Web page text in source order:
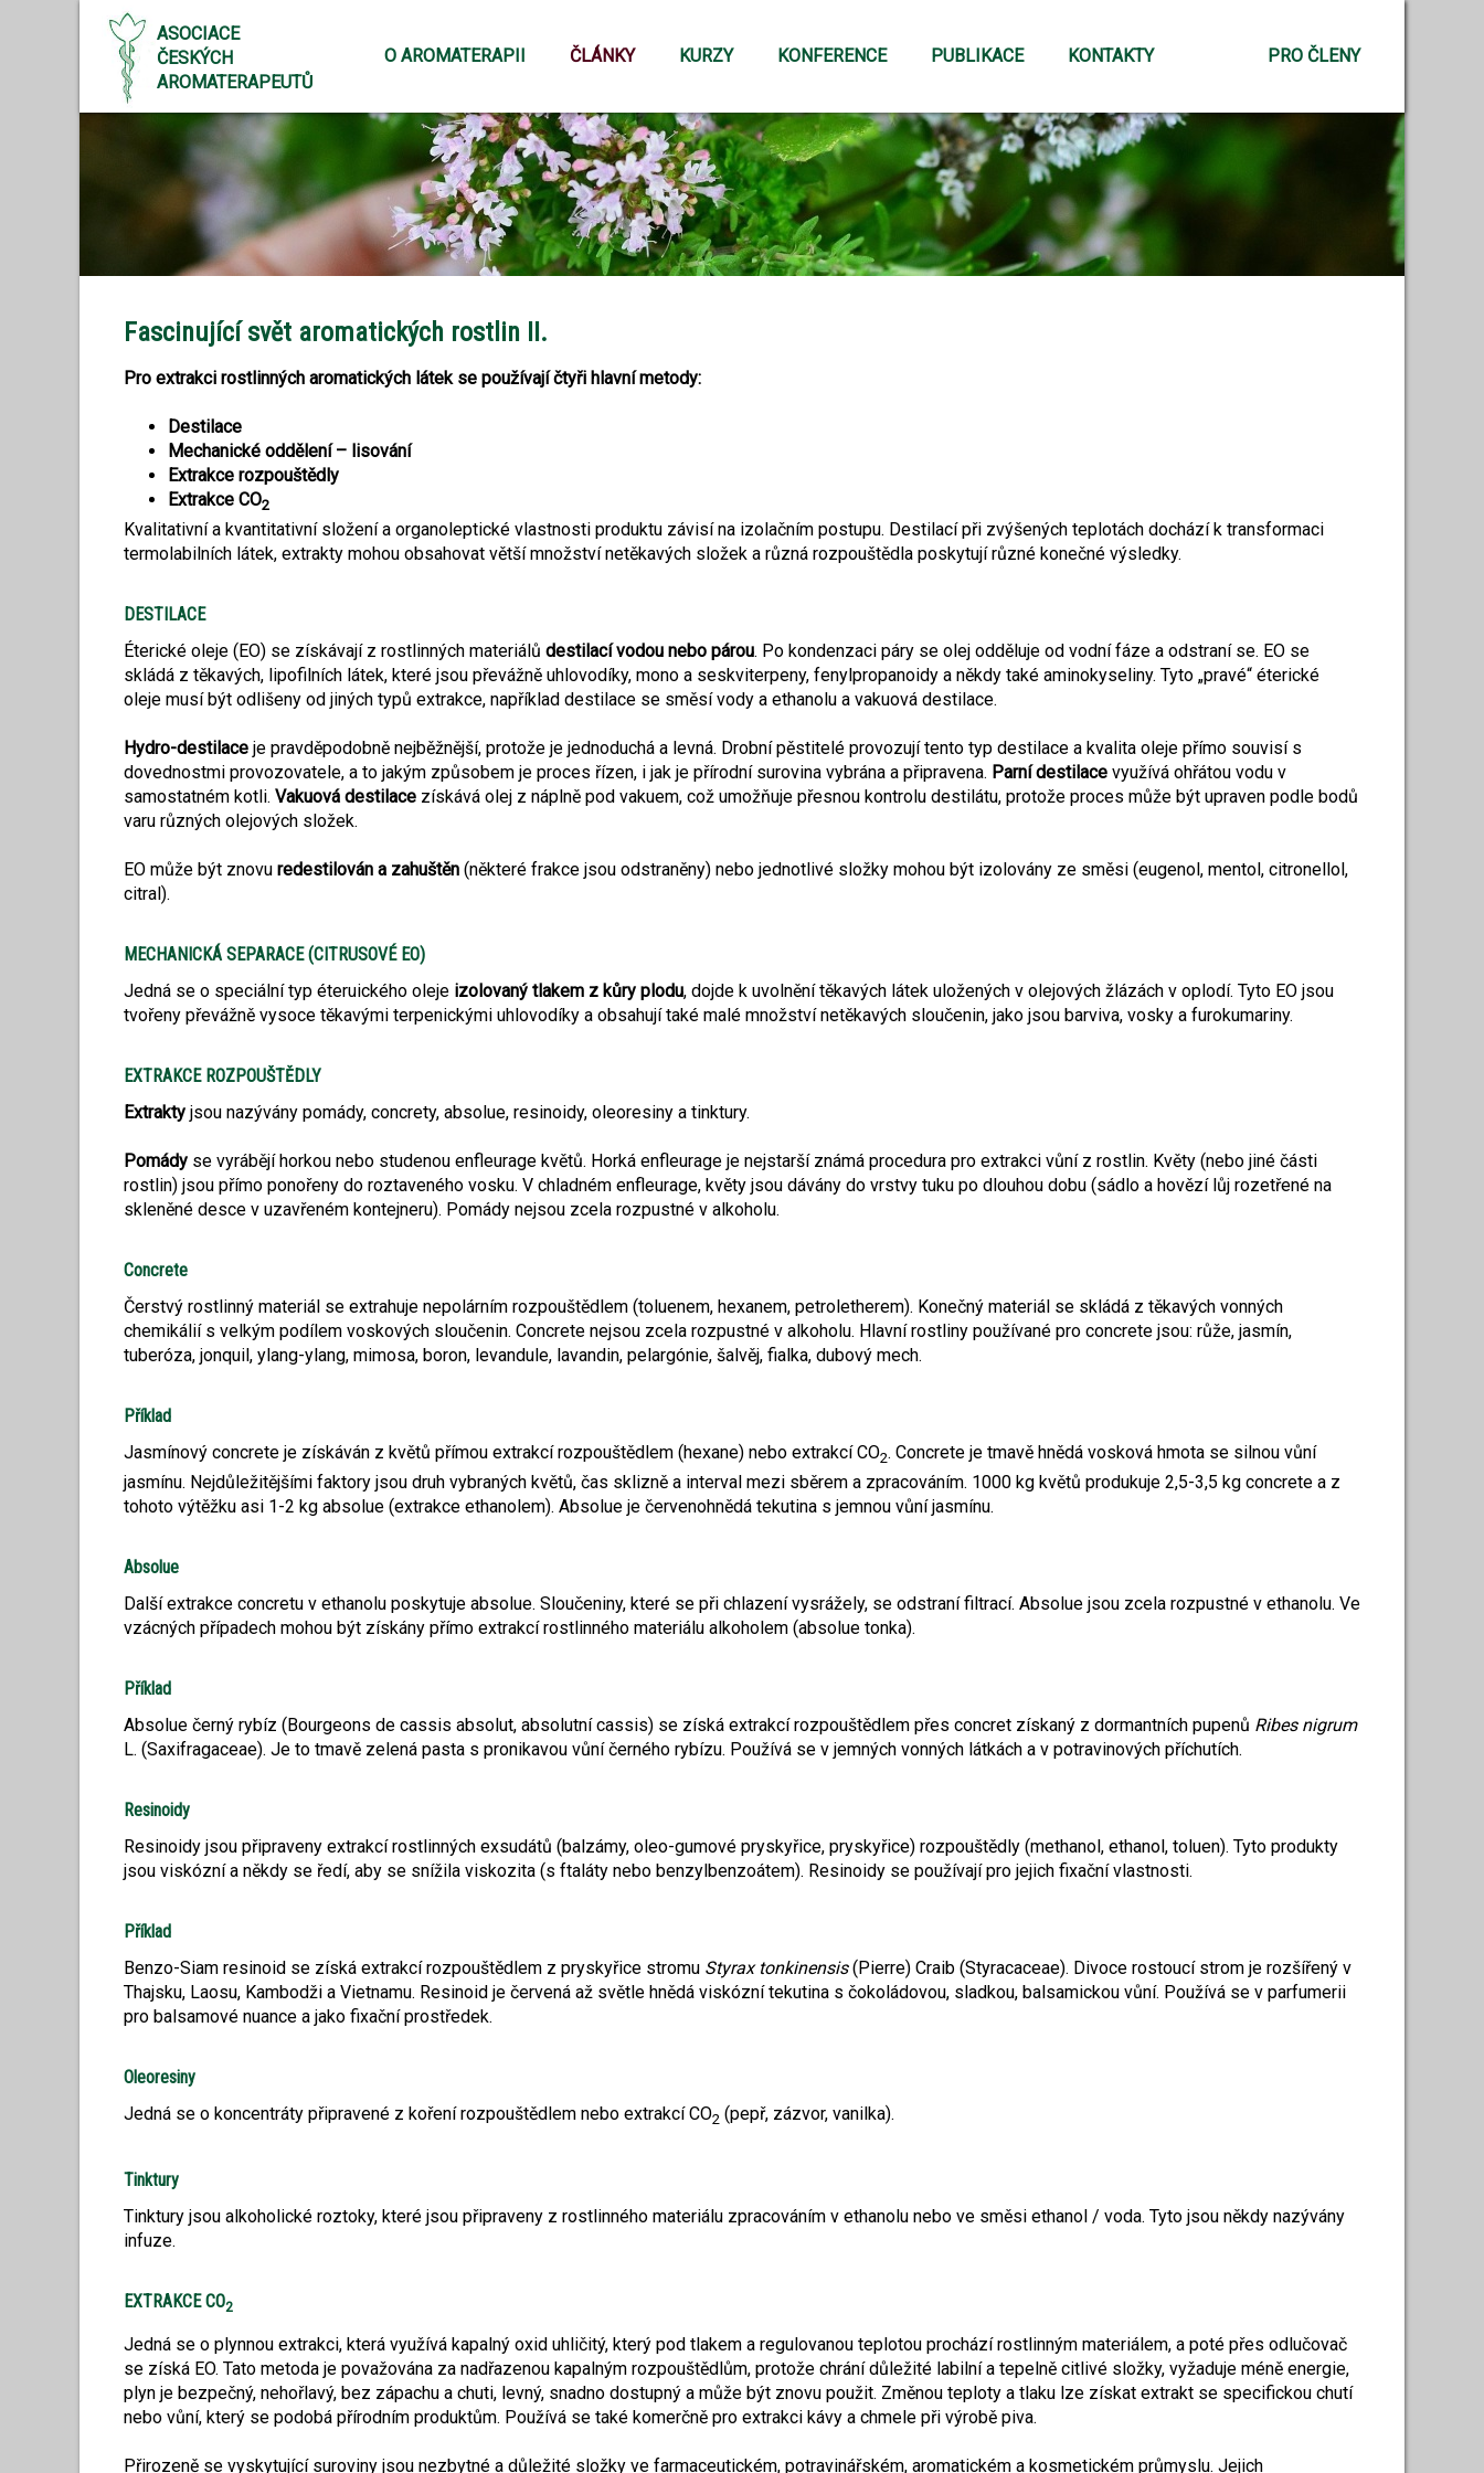
ASOCIACE
ČESKÝCH
AROMATERAPEUTŮ
O AROMATERAPII ČLÁNKY KURZY KONFERENCE PUBLIKACE KONTAKTY PRO ČLENY
Fascinující svět aromatických rostlin II.
Pro extrakci rostlinných aromatických látek se používají čtyři hlavní metody:
Destilace
Mechanické oddělení – lisování
Extrakce rozpouštědly
Extrakce CO2
Kvalitativní a kvantitativní složení a organoleptické vlastnosti produktu závisí na izolačním postupu. Destilací při zvýšených teplotách dochází k transformaci
termolabilních látek, extrakty mohou obsahovat větší množství netěkavých složek a různá rozpouštědla poskytují různé konečné výsledky.
DESTILACE
Éterické oleje (EO) se získávají z rostlinných materiálů destilací vodou nebo párou. Po kondenzaci páry se olej odděluje od vodní fáze a odstraní se. EO se
skládá z těkavých, lipofilních látek, které jsou převážně uhlovodíky, mono a seskviterpeny, fenylpropanoidy a někdy také aminokyseliny. Tyto „pravé“ éterické
oleje musí být odlišeny od jiných typů extrakce, například destilace se směsí vody a ethanolu a vakuová destilace.
Hydro-destilace je pravděpodobně nejběžnější, protože je jednoduchá a levná. Drobní pěstitelé provozují tento typ destilace a kvalita oleje přímo souvisí s
dovednostmi provozovatele, a to jakým způsobem je proces řízen, i jak je přírodní surovina vybrána a připravena. Parní destilace využívá ohřátou vodu v
samostatném kotli. Vakuová destilace získává olej z náplně pod vakuem, což umožňuje přesnou kontrolu destilátu, protože proces může být upraven podle bodů
varu různých olejových složek.
EO může být znovu redestilován a zahuštěn (některé frakce jsou odstraněny) nebo jednotlivé složky mohou být izolovány ze směsi (eugenol, mentol, citronellol,
citral).
MECHANICKÁ SEPARACE (CITRUSOVÉ EO)
Jedná se o speciální typ éteruického oleje izolovaný tlakem z kůry plodu, dojde k uvolnění těkavých látek uložených v olejových žlázách v oplodí. Tyto EO jsou
tvořeny převážně vysoce těkavými terpenickými uhlovodíky a obsahují také malé množství netěkavých sloučenin, jako jsou barviva, vosky a furokumariny.
EXTRAKCE ROZPOUŠTĚDLY
Extrakty jsou nazývány pomády, concrety, absolue, resinoidy, oleoresiny a tinktury.
Pomády se vyrábějí horkou nebo studenou enfleurage květů. Horká enfleurage je nejstarší známá procedura pro extrakci vůní z rostlin. Květy (nebo jiné části
rostlin) jsou přímo ponořeny do roztaveného vosku. V chladném enfleurage, květy jsou dávány do vrstvy tuku po dlouhou dobu (sádlo a hovězí lůj rozetřené na
skleněné desce v uzavřeném kontejneru). Pomády nejsou zcela rozpustné v alkoholu.
Concrete
Čerstvý rostlinný materiál se extrahuje nepolárním rozpouštědlem (toluenem, hexanem, petroletherem). Konečný materiál se skládá z těkavých vonných
chemikálií s velkým podílem voskových sloučenin. Concrete nejsou zcela rozpustné v alkoholu. Hlavní rostliny používané pro concrete jsou: růže, jasmín,
tuberóza, jonquil, ylang-ylang, mimosa, boron, levandule, lavandin, pelargónie, šalvěj, fialka, dubový mech.
Příklad
Jasmínový concrete je získáván z květů přímou extrakcí rozpouštědlem (hexane) nebo extrakcí CO2. Concrete je tmavě hnědá vosková hmota se silnou vůní
jasmínu. Nejdůležitějšími faktory jsou druh vybraných květů, čas sklizně a interval mezi sběrem a zpracováním. 1000 kg květů produkuje 2,5-3,5 kg concrete a z
tohoto výtěžku asi 1-2 kg absolue (extrakce ethanolem). Absolue je červenohnědá tekutina s jemnou vůní jasmínu.
Absolue
Další extrakce concretu v ethanolu poskytuje absolue. Sloučeniny, které se při chlazení vysrážely, se odstraní filtrací. Absolue jsou zcela rozpustné v ethanolu. Ve
vzácných případech mohou být získány přímo extrakcí rostlinného materiálu alkoholem (absolue tonka).
Příklad
Absolue černý rybíz (Bourgeons de cassis absolut, absolutní cassis) se získá extrakcí rozpouštědlem přes concret získaný z dormantních pupenů Ribes nigrum
L. (Saxifragaceae). Je to tmavě zelená pasta s pronikavou vůní černého rybízu. Používá se v jemných vonných látkách a v potravinových příchutích.
Resinoidy
Resinoidy jsou připraveny extrakcí rostlinných exsudátů (balzámy, oleo-gumové pryskyřice, pryskyřice) rozpouštědly (methanol, ethanol, toluen). Tyto produkty
jsou viskózní a někdy se ředí, aby se snížila viskozita (s ftaláty nebo benzylbenzoátem). Resinoidy se používají pro jejich fixační vlastnosti.
Příklad
Benzo-Siam resinoid se získá extrakcí rozpouštědlem z pryskyřice stromu Styrax tonkinensis(Pierre) Craib (Styracaceae). Divoce rostoucí strom je rozšířený v
Thajsku, Laosu, Kambodži a Vietnamu. Resinoid je červená až světle hnědá viskózní tekutina s čokoládovou, sladkou, balsamickou vůní. Používá se v parfumerii
pro balsamové nuance a jako fixační prostředek.
Oleoresiny
Jedná se o koncentráty připravené z koření rozpouštědlem nebo extrakcí CO2 (pepř, zázvor, vanilka).
Tinktury
Tinktury jsou alkoholické roztoky, které jsou připraveny z rostlinného materiálu zpracováním v ethanolu nebo ve směsi ethanol / voda. Tyto jsou někdy nazývány
infuze.
EXTRAKCE CO2
Jedná se o plynnou extrakci, která využívá kapalný oxid uhličitý, který pod tlakem a regulovanou teplotou prochází rostlinným materiálem, a poté přes odlučovač
se získá EO. Tato metoda je považována za nadřazenou kapalným rozpouštědlům, protože chrání důležité labilní a tepelně citlivé složky, vyžaduje méně energie,
plyn je bezpečný, nehořlavý, bez zápachu a chuti, levný, snadno dostupný a může být znovu použit. Změnou teploty a tlaku lze získat extrakt se specifickou chutí
nebo vůní, který se podobá přírodním produktům. Používá se také komerčně pro extrakci kávy a chmele při výrobě piva.
Přirozeně se vyskytující suroviny jsou nezbytné a důležité složky ve farmaceutickém, potravinářském, aromatickém a kosmetickém průmyslu. Jejich